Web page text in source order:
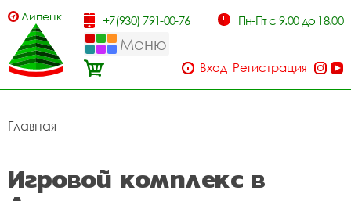
Липецк +7(930) 791-00-76 Пн-Пт с 9.00 до 18.00
Меню
Вход Регистрация
Главная
Игровой комплекс в